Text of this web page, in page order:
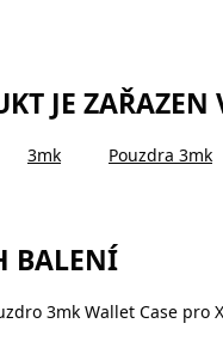
JE
3mk Pouzdra 3mk
BALENÍ
3mk Wallet Case pro